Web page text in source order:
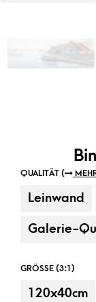
QUALITÄT (
Leinwand
Galerie-
GRÖSSE (3:1)
120x40cm